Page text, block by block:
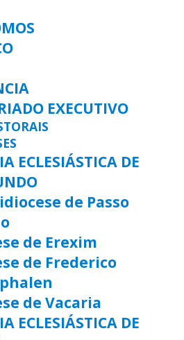
EXECUTIVO
ECLESIÁSTICA DE
de Passo
de Erexim
de Frederico
de Vacaria
ECLESIÁSTICA DE